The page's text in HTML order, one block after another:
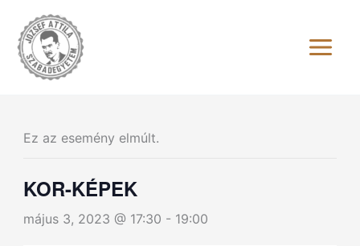
content
Ez az esemény elmúlt.
KOR-KÉPEK
május 3, 2023 @ 17:30 - 19:00